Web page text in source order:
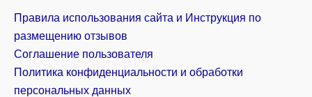
Правила использования сайта и Инструкция по
размещению отзывов
Соглашение пользователя
Политика конфиденциальности и обработки
персональных данных